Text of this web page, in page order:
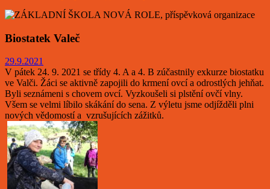
Biostatek Valeč
29.9.2021
V pátek 24. 9. 2021 se třídy 4. A a 4. B zúčastnily exkurze biostatku
ve Valči. Žáci se aktivně zapojili do krmení ovcí a odrostlých jehňat.
Byli seznámeni s chovem ovcí. Vyzkoušeli si plstění ovčí vlny.
Všem se velmi líbilo skákání do sena. Z výletu jsme odjížděli plni
nových vědomostí a vzrušujících zážitků.